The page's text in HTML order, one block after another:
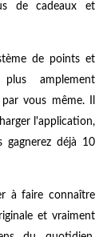
de cadeaux et
de points et
amplement
vous même. Il
l'application,
gagnerez déjà 10
à faire connaître
et vraiment